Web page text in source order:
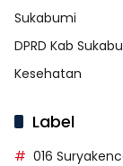
Sukabumi
DPRD Kab
Kesehatan
Label
016